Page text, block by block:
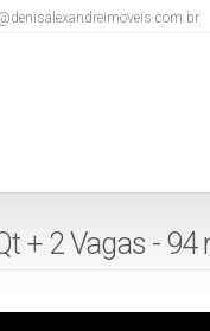
+ 2 Vagas - 94